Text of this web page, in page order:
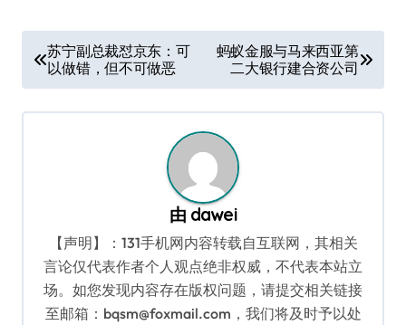
章
导
苏宁副总裁怼京东：可
以做错，但不可做恶
蚂蚁金服与马来西亚第
二大银行建合资公司
由 dawei
【声明】：131手机网内容转载自互联网，其相关
言论仅代表作者个人观点绝非权威，不代表本站立
场。如您发现内容存在版权问题，请提交相关链接
至邮箱：bqsm@foxmail.com，我们将及时予以处